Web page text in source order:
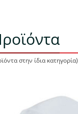
στην ίδια κατηγορία)